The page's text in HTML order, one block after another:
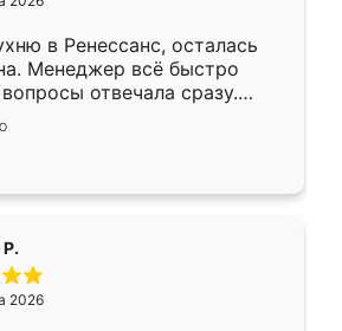
только здесь.
в Ренессанс, осталась
Менеджер всё быстро
отвечала сразу.
в субботу, подошёл к
Собрали
работали аккуратно, даже
2026